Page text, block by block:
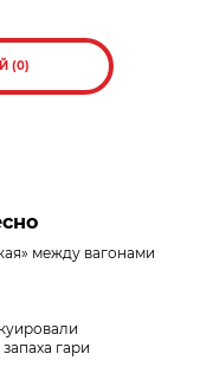
(0)
между вагонами
гари